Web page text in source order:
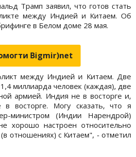
Трамп заявил, что готов стать
между Индией и Китаем. Об
в Белом доме 28 мая.
Bigmir)net
между Индией и Китаем. Две
миллиарда человек (каждая), две
армией. Индия не в восторге и,
восторге. Могу сказать, что я
министром (Индии Нарендрой)
хорошо настроен относительно
отношениях) с Китаем", - отметил